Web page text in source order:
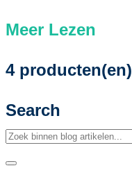
Meer Lezen
4 producten(en)
Search